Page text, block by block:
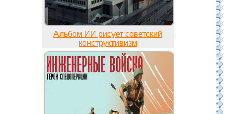
Альбом ИИ рисует советский
конструктивизм